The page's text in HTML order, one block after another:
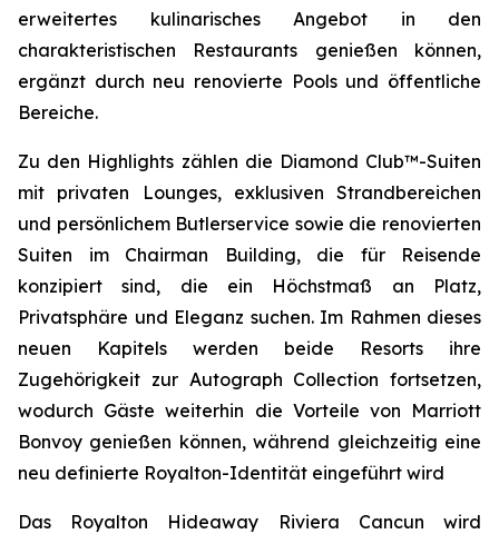
erweitertes kulinarisches Angebot in den
charakteristischen Restaurants genießen können,
ergänzt durch neu renovierte Pools und öffentliche
Bereiche.
Zu den Highlights zählen die Diamond Club™-Suiten
mit privaten Lounges, exklusiven Strandbereichen
und persönlichem Butlerservice sowie die renovierten
Suiten im Chairman Building, die für Reisende
konzipiert sind, die ein Höchstmaß an Platz,
Privatsphäre und Eleganz suchen. Im Rahmen dieses
neuen Kapitels werden beide Resorts ihre
Zugehörigkeit zur Autograph Collection fortsetzen,
wodurch Gäste weiterhin die Vorteile von Marriott
Bonvoy genießen können, während gleichzeitig eine
neu definierte Royalton-Identität eingeführt wird
Das Royalton Hideaway Riviera Cancun wird